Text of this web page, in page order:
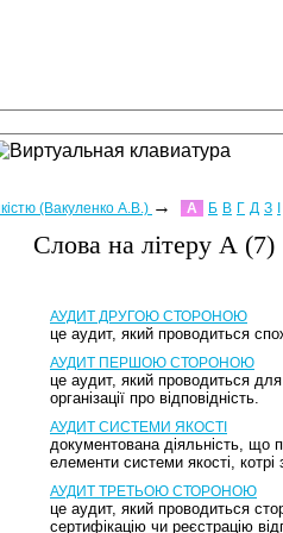
(Вакуленко А.В.) → А Б В Г Д З
Слова на лiтеру А (7)
АУДИТ ДРУГОЮ СТОРОНОЮ
це аудит, який проводиться
АУДИТ ПЕРШОЮ СТОРОНОЮ
це аудит, який проводиться
організації про відповідність.
АУДИТ СИСТЕМИ ЯКОСТІ
документована діяльність, що
елементи системи якості,
АУДИТ ТРЕТЬОЮ СТОРОНОЮ
це аудит, який проводиться
сертифікацію чи реєстрацію